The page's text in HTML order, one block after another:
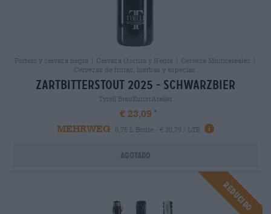
Portero y cerveza negra | Cerveza Oscura y Negra | Cerveza Multicereales |
Cervezas de frutas, hierbas y especias.
zartbitterstout 2025 - schwarzbier
Tyrell BrauKunstAtelier
€ 23,09
MEHRWEG
0,75 L Bottle - € 30,79 / LTR
Agotado
Reducido